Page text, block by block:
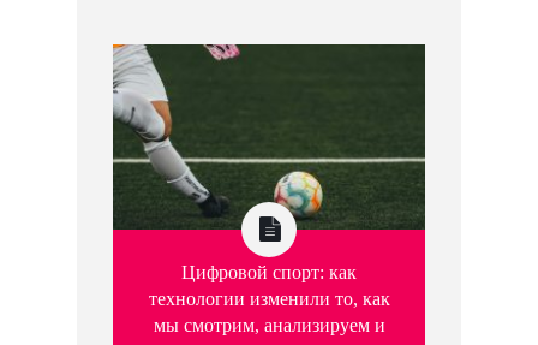
Цифровой спорт: как
технологии изменили то, как
мы смотрим, анализируем и